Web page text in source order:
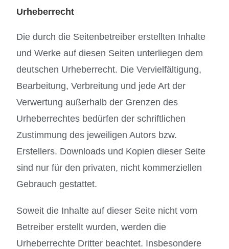
Urheberrecht
Die durch die Seitenbetreiber erstellten Inhalte
und Werke auf diesen Seiten unterliegen dem
deutschen Urheberrecht. Die Vervielfältigung,
Bearbeitung, Verbreitung und jede Art der
Verwertung außerhalb der Grenzen des
Urheberrechtes bedürfen der schriftlichen
Zustimmung des jeweiligen Autors bzw.
Erstellers. Downloads und Kopien dieser Seite
sind nur für den privaten, nicht kommerziellen
Gebrauch gestattet.
Soweit die Inhalte auf dieser Seite nicht vom
Betreiber erstellt wurden, werden die
Urheberrechte Dritter beachtet. Insbesondere